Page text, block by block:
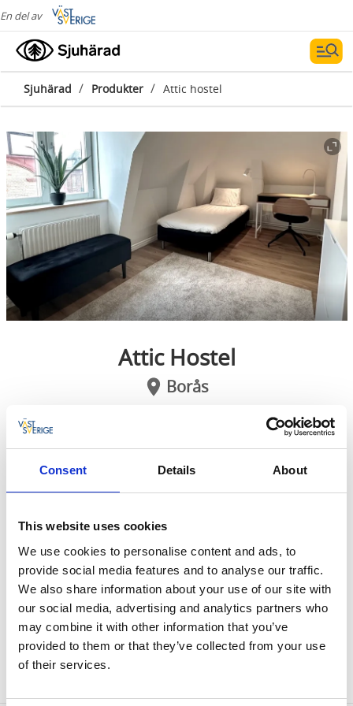
Consent Details About
This website uses cookies
We use cookies to personalise content and ads, to
provide social media features and to analyse our traffic.
We also share information about your use of our site with
our social media, advertising and analytics partners who
may combine it with other information that you’ve
provided to them or that they’ve collected from your use
of their services.
En del av
Sjuhärad / Produkter / Attic hostel
Attic Hostel
Borås
Upptäck ett centralt boende i hjärtat av Borås.
Attic Hostel är ett vandrarhem, men här delar du
inte rum. Sängen är bäddad när du kommer och
du checkar ut, vi fixar städet!
Vandrarhemmet mitt inne i city.
På Attic Hostel har vi ett varierat utbud av rum för att
passa olika gästers behov och önskemål. Oavsett
vilken typ av rum du väljer kan du vara säker på att du
kommer att njuta av en bekväm och avkopplande